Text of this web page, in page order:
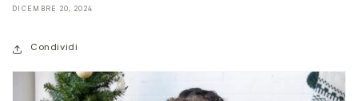
DICEMBRE 20, 2024
Condividi